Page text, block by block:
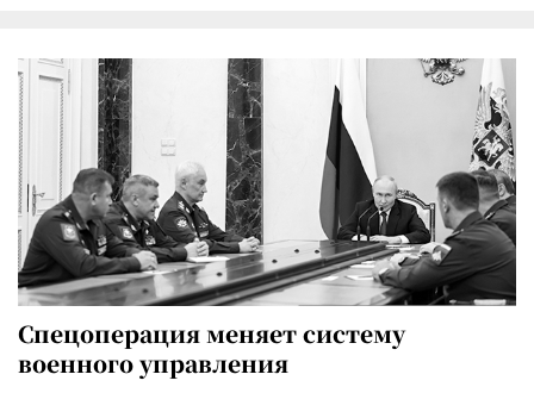
Спецоперация меняет систему
военного управления